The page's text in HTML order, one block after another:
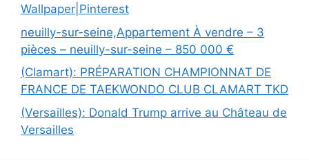
Wallpaper|Pinterest
neuilly-sur-seine,Appartement À vendre – 3
pièces – neuilly-sur-seine – 850 000 €
(Clamart): PRÉPARATION CHAMPIONNAT DE
FRANCE DE TAEKWONDO CLUB CLAMART TKD
(Versailles): Donald Trump arrive au Château de
Versailles